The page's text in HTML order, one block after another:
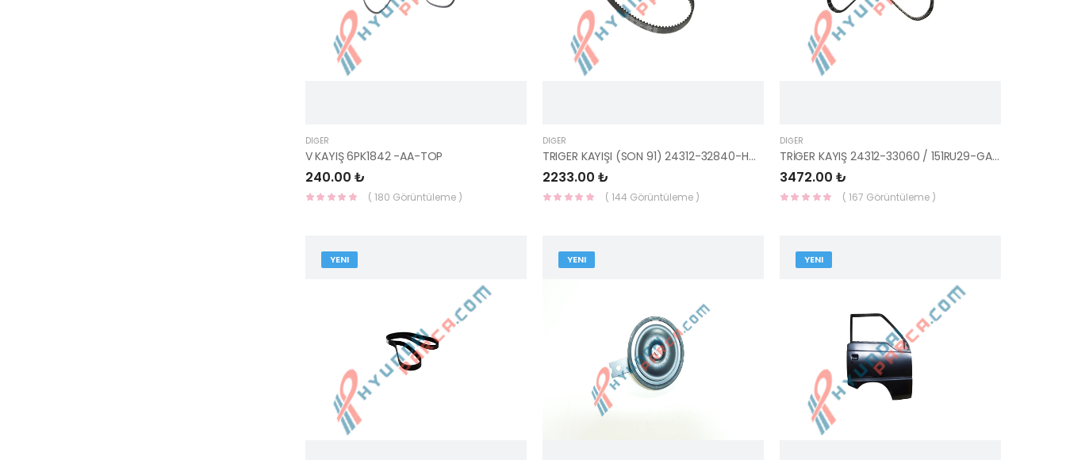
DIĞER
V KAYIŞ 6PK1842 -AA-TOP
240.00 ₺
( 180 Görüntüleme )
DIĞER
TRIGER KAYIŞI (SON 91) 24312-32840-HMC
2233.00 ₺
( 144 Görüntüleme )
DIĞER
TRİGER KAYIŞ 24312-33060 / 151RU29-GATES
3472.00 ₺
( 167 Görüntüleme )
YENI YENI YENI